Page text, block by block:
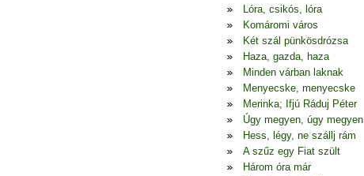
Lóra, csikós, lóra
Komáromi város
Két szál pünkösdrózsa
Haza, gazda, haza
Minden várban laknak
Menyecske, menyecske
Merinka; Ifjú Ráduj Péter
Úgy megyen, úgy megyen
Hess, légy, ne szállj rám
A szűz egy Fiat szült
Három óra már